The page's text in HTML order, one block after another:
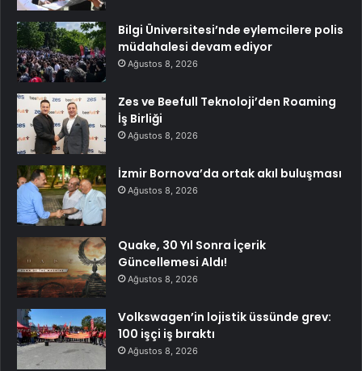
Bilgi Üniversitesi’nde eylemcilere polis
müdahalesi devam ediyor
Ağustos 8, 2026
Zes ve Beefull Teknoloji’den Roaming
İş Birliği
Ağustos 8, 2026
İzmir Bornova’da ortak akıl buluşması
Ağustos 8, 2026
Quake, 30 Yıl Sonra İçerik
Güncellemesi Aldı!
Ağustos 8, 2026
Volkswagen’in lojistik üssünde grev:
100 işçi iş bıraktı
Ağustos 8, 2026